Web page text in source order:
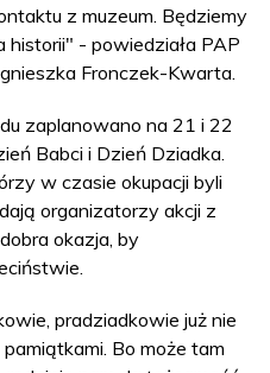
z muzeum. Będziemy
historii" - powiedziała PAP
Fronczek-Kwarta.
zaplanowano na 21 i 22
Babci i Dzień Dziadka.
w czasie okupacji byli
organizatorzy akcji z
okazja, by
pradziadkowie już nie
Bo może tam